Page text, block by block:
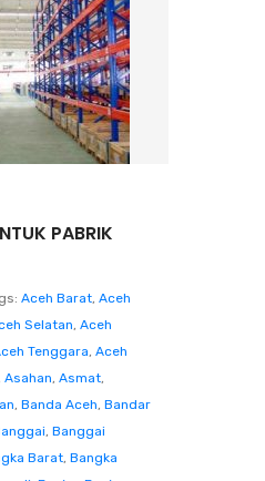
PABRIK
Aceh Barat, Aceh
Selatan, Aceh
Tenggara, Aceh
Asahan, Asmat,
, Banda Aceh, Bandar
, Banggai
Barat, Bangka